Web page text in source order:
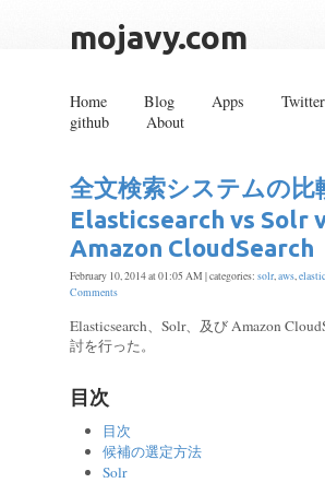
mojavy.com
Home Blog Apps
Twitter
github
About
全文検索システムの比
Elasticsearch vs Solr
Amazon CloudSearch
February 10, 2014 at 01:05 AM | categories: solr,aws,
Comments
Elasticsearch、Solr、及び Amazon
討を行った。
目次
目次
候補の選定方法
Solr